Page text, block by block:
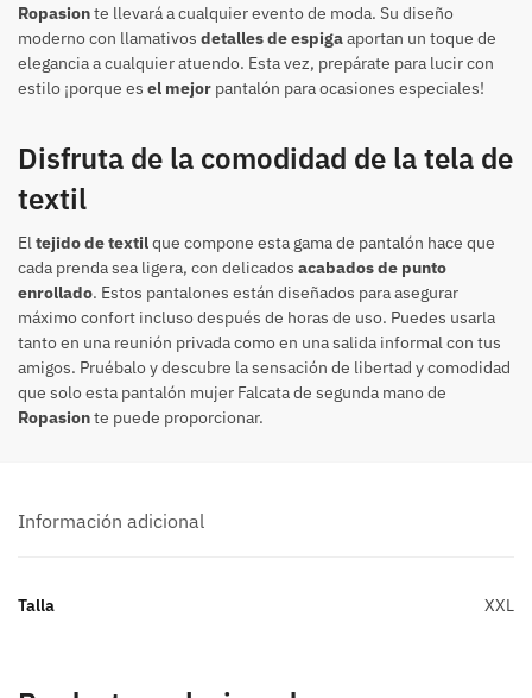
Ropasionte llevará a cualquier evento de moda. Su diseño
moderno con llamativos detalles de espigaaportan un toque de
elegancia a cualquier atuendo. Esta vez, prepárate para lucir con
estilo ¡porque es el mejor pantalón para ocasiones especiales!
Disfruta de la comodidad de la tela de
textil
Eltejido de textilque compone esta gama de pantalón hace que
cada prenda sea ligera, con delicados acabados de punto
enrollado. Estos pantalones están diseñados para asegurar
máximo confort incluso después de horas de uso. Puedes usarla
tanto en una reunión privada como en una salida informal con tus
amigos. Pruébalo y descubre la sensación de libertad y comodidad
que solo esta pantalón mujer Falcata de segunda mano de
Ropasionte puede proporcionar.
Información adicional
Talla XXL